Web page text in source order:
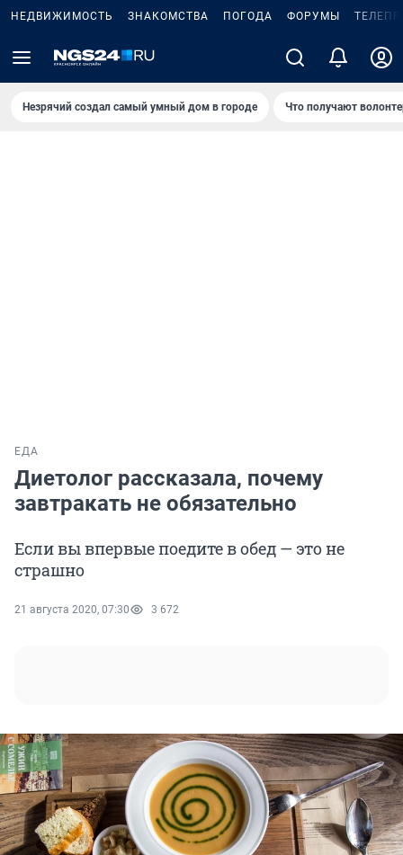
НЕДВИЖИМОСТЬ ЗНАКОМСТВА ПОГОДА ФОРУМЫ
Незрячий создал самый умный дом в городе Что получают
ЕДА
Диетолог рассказала, почему
завтракать не обязательно
Если вы впервые поедите в обед — это не
страшно
21 августа 2020, 07:30 3 672